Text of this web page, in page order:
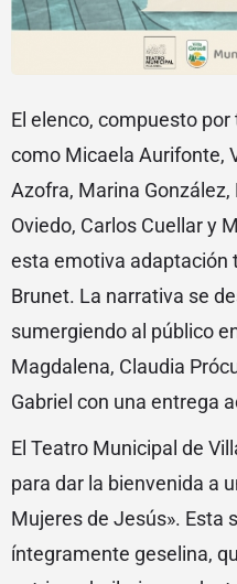
El elenco, compuesto
como Micaela Aurifonte,
Azofra, Marina
Oviedo, Carlos Cuellar y
esta emotiva adaptación
Brunet. La narrativa se
sumergiendo al público
Magdalena, Claudia
Gabriel con una entrega
El Teatro Municipal de
para dar la bienvenida a
Mujeres de Jesús». Esta
íntegramente geselina,